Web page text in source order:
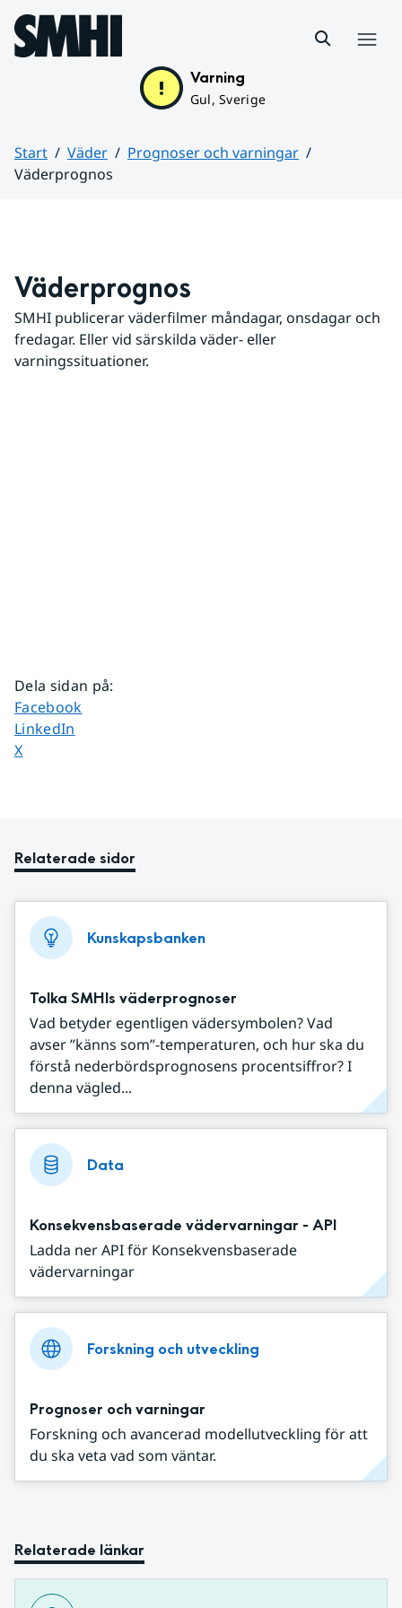
Hoppa till sidans innehåll
Varning
Gul, Sverige
Start Väder
Prognoser och varningar
Väderprognos
Väderprognos
SMHI publicerar väderfilmer måndagar, onsdagar och
fredagar. Eller vid särskilda väder- eller
varningssituationer.
Dela sidan på:
Dela sidan på
Facebook
Dela sidan på
LinkedIn
Dela sidan på
X
Relaterade sidor
Kunskapsbanken
Tolka SMHIs väderprognoser
Vad betyder egentligen vädersymbolen? Vad
avser ”känns som”-temperaturen, och hur ska du
förstå nederbördsprognosens procentsiffror? I
denna vägled...
Data
Konsekvensbaserade vädervarningar - API
Ladda ner API för Konsekvensbaserade
vädervarningar
Forskning och utveckling
Prognoser och varningar
Forskning och avancerad modellutveckling för att
du ska veta vad som väntar.
Relaterade länkar